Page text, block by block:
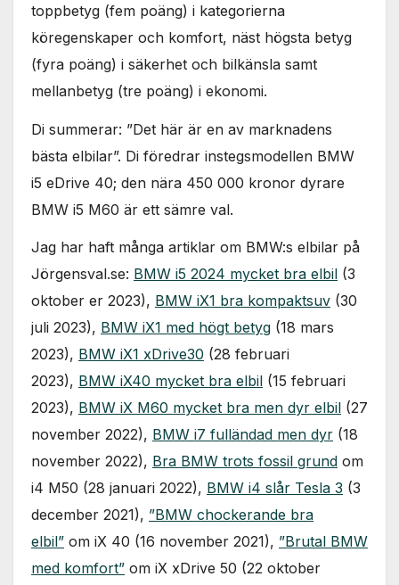
toppbetyg (fem poäng) i kategorierna
köregenskaper och komfort, näst högsta betyg
(fyra poäng) i säkerhet och bilkänsla samt
mellanbetyg (tre poäng) i ekonomi.
Di summerar: ”Det här är en av marknadens
bästa elbilar”. Di föredrar instegsmodellen BMW
i5 eDrive 40; den nära 450 000 kronor dyrare
BMW i5 M60 är ett sämre val.
Jag har haft många artiklar om BMW:s elbilar på
Jörgensval.se: BMW i5 2024 mycket bra elbil (3
oktober er 2023), BMW iX1 bra kompaktsuv (30
juli 2023), BMW iX1 med högt betyg (18 mars
2023), BMW iX1 xDrive30 (28 februari
2023), BMW iX40 mycket bra elbil (15 februari
2023), BMW iX M60 mycket bra men dyr elbil (27
november 2022), BMW i7 fulländad men dyr (18
november 2022), Bra BMW trots fossil grund om
i4 M50 (28 januari 2022), BMW i4 slår Tesla 3 (3
december 2021), ”BMW chockerande bra
elbil” om iX 40 (16 november 2021), ”Brutal BMW
med komfort” om iX xDrive 50 (22 oktober